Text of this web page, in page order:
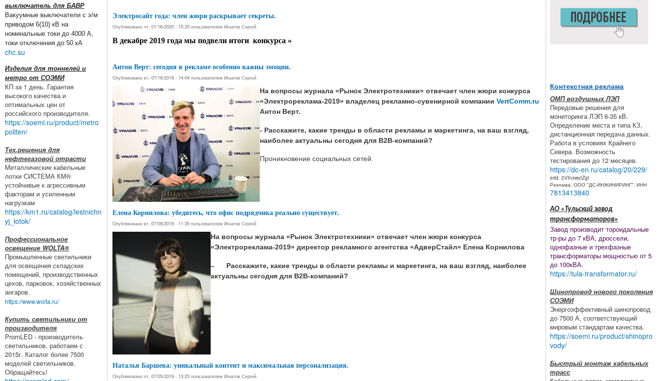
выключатель для БАВР
Вакуумные выключатели с э/м
приводом 6(10) кВ на
номинальные токи до 4000 А,
токи отключения до 50 кА
chc.su
Изделия для тоннелей и
метро от СОЭМИ
КП за 1 день. Гарантия
высокого качества и
оптимальных цен от
российского производителя.
https://soemi.ru/product/metro
politen/
Тех.решения для
нефтегазовой отрасти
Металлические кабельные
лотки СИСТЕМА КМ®
устойчивые к агрессивным
факторам и усиленным
нагрузкам
https://km1.ru/catalog/lestnichn
yj_lotok/
Профессиональное
освещение WOLTA®
Промышленные светильники
для освещения складских
помещений, производственных
цехов, парковок, хозяйственных
ангаров.
https://www.wolta.ru/
Купить светильники от
производителя
PromLED - производитель
светильников, работаем с
2015г. Каталог более 7500
моделей светильников.
Обращайтесь!
Электросайт года: член жюри раскрывает секреты.
Опубликовано чт, 01/16/2020 - 15:25 пользователем Игнатов Сергей
В декабре 2019 года мы подвели итоги конкурса «
Антон Верт: сегодня в рекламе особенно важны эмоции.
Опубликовано вт, 07/16/2019 - 14:04 пользователем Игнатов Сергей
На вопросы журнала «Рынок Электротехники» отвечает член жюри конкурса
«Электрореклама-2019» владелец рекламно-сувенирной компании VertComm.ru
Антон Верт.
- Расскажите, какие тренды в области рекламы и маркетинга, на ваш взгляд,
наиболее актуальны сегодня для В2В-компаний?
Проникновение социальных сетей.
Елена Корнилова: убедитесь, что офис подрядчика реально существует.
Опубликовано вт, 07/09/2019 - 11:35 пользователем Игнатов Сергей
На вопросы журнала «Рынок Электротехники» отвечает член жюри конкурса
«Электрореклама-2019» директор рекламного агентства «АдверСтайл» Елена Корнилова
– Расскажите, какие тренды в области рекламы и маркетинга, на ваш взгляд, наиболее
актуальны сегодня для В2В-компаний?
Наталья Баршева: уникальный контент и максимальная персонализация.
Опубликовано пт, 07/05/2019 - 13:23 пользователем Игнатов Сергей
Контекстная реклама
ОМП воздушных ЛЭП
Передовые решения для
мониторинга ЛЭП 6-35 кВ.
Определение места и типа КЗ,
дистанционная передача данных.
Работа в условиях Крайнего
Севера. Возможность
тестирования до 12 месяцев.
https://dc-en.ru/catalog/20/229/
erid: 2VfnxwytZgt
Реклама. ООО "ДС-ИНЖИНИРИНГ". ИНН
7813413840
АО «Тульский завод
трансформаторов»
Завод производит тороидальные
тр-ры до 7 кВА, дроссели,
однофазные и трехфазные
трансформаторы мощностью от 5
до 100кВА.
https://tula-transformator.ru/
Шинопровод нового поколения
СОЭМИ
Энергоэффективный шинопровод
до 7500 А, соответствующий
мировым стандартам качества.
https://soemi.ru/product/shinopro
vody/
Быстрый монтаж кабельных
трасс